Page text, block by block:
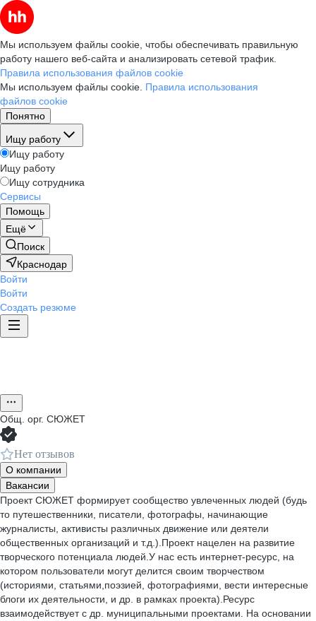
Мы используем файлы cookie, чтобы обеспечивать правильную
работу нашего веб-сайта и анализировать сетевой трафик.
Правила использования файлов cookie
Мы используем файлы cookie. Правила использования
файлов cookie
Понятно
Ищу работу
Ищу работу
Ищу работу
Ищу сотрудника
Сервисы
Помощь
Ещё
Поиск
Краснодар
Войти
Войти
Создать резюме
Общ. орг. СЮЖЕТ
Нет отзывов
О компании
Вакансии
Проект СЮЖЕТ формирует сообщество увлеченных людей (будь
то путешественники, писатели, фотографы, начинающие
журналисты, активисты различных движение или деятели
общественных организаций и т.д.).Проект нацелен на развитие
творческого потенциала людей.У нас есть интернет-ресурс, на
котором пользователи могут делится своим творчеством
(историями, статьями,поэзией, фотографиями, вести интересные
блоги их деятельности, и др. в рамках проекта).Ресурс
взаимодействует с др. муниципальными проектами. На основании